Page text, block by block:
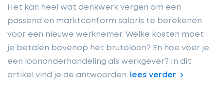
Het kan heel wat denkwerk vergen om een
passend en marktconform salaris te berekenen
voor een nieuwe werknemer. Welke kosten moet
je betalen bovenop het brutoloon? En hoe voer je
een loononderhandeling als werkgever? In dit
artikel vind je de antwoorden. lees verder